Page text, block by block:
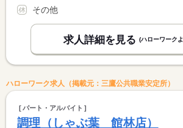
その他
求人詳細を見る (ハローワーク
ハローワーク求人（掲載元：三鷹公共職業安定所）
パート・アルバイト
調理（しゃぶ葉 館林店）